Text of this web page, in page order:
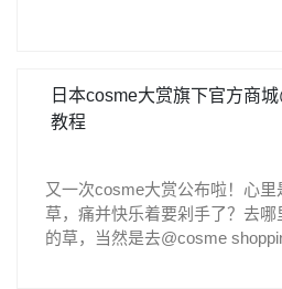
性朋友、男士朋友也可以在这
动，”日本汇率低+优惠活动”还
吗，喜欢DHC的小伙伴们赶紧
为您解决物流烦恼DHC日本乐
下单成功，官网下单不成功的
一步：注册获取转运地址乐一番
步：日本DHC官网上下单注册
加入购物车之后才能注册）1.
2. 选购想要购买的产品点击“购
员2.然后注册新会员、填写收
日本cosme大赏旗下官方商
教程
又一次cosme大赏公布啦！心
草，痛并快乐着要剁手了？去
的草，当然是去@cosme
利又实惠，而且还有仅此有售